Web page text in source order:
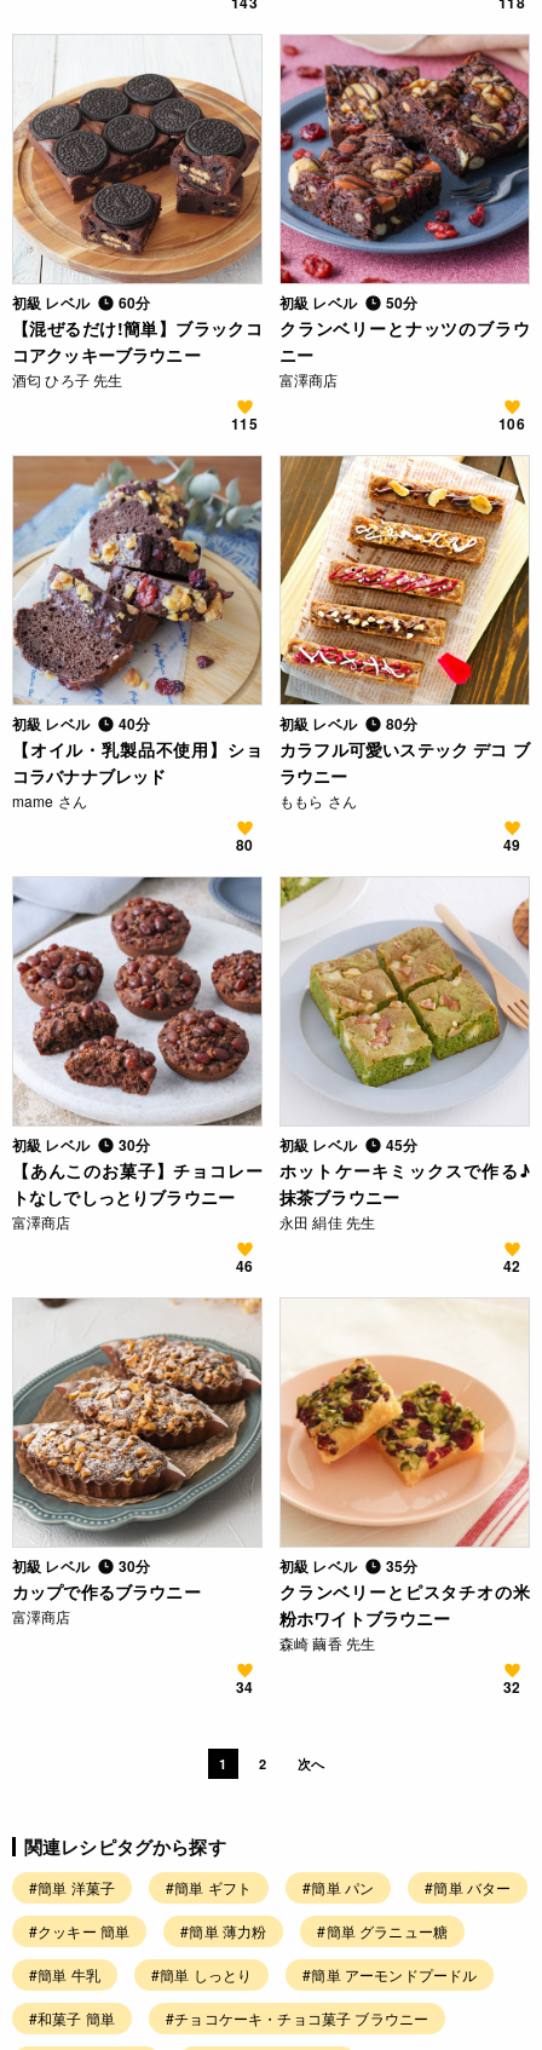
初級 レベル 60分
【混ぜるだけ!簡単】ブラックコ
コアクッキーブラウニー
酒匂 ひろ子 先生
115
初級 レベル 50分
クランベリーとナッツのブラウ
ニー
富澤商店
106
初級 レベル 40分
【オイル・乳製品不使用】ショ
コラバナナブレッド
mame さん
80
初級 レベル 80分
カラフル可愛いステック デコ ブ
ラウニー
ももら さん
49
初級 レベル 30分
【あんこのお菓子】チョコレー
トなしでしっとりブラウニー
富澤商店
46
初級 レベル 45分
ホットケーキミックスで作る♪
抹茶ブラウニー
永田 絹佳 先生
42
初級 レベル 30分
カップで作るブラウニー
富澤商店
34
初級 レベル 35分
クランベリーとピスタチオの米
粉ホワイトブラウニー
森崎 繭香 先生
32
1 2 次へ
関連レシピタグから探す
#簡単 洋菓子 #簡単 ギフト #簡単 パン #簡単 バター
#クッキー 簡単 #簡単 薄力粉 #簡単 グラニュー糖
#簡単 牛乳 #簡単 しっとり #簡単 アーモンドプードル
#和菓子 簡単 #チョコケーキ・チョコ菓子 ブラウニー